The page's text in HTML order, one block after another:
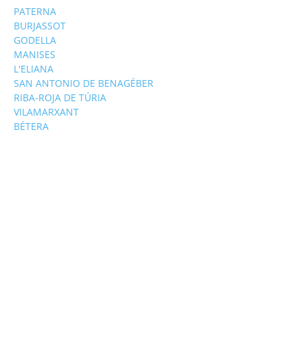
PATERNA
BURJASSOT
GODELLA
MANISES
L'ELIANA
SAN ANTONIO DE BENAGÉBER
RIBA-ROJA DE TÚRIA
VILAMARXANT
BÉTERA